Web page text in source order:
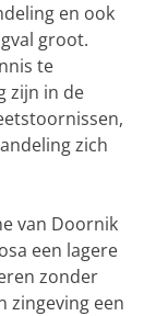
en ook
groot.
te
zijn in de
zich
van Doornik
een lagere
zonder
zingeving een